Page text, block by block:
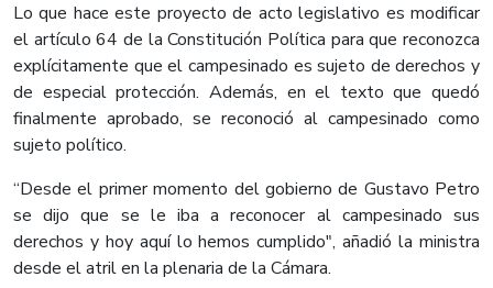
Lo que hace este proyecto de acto legislativo es modificar
el artículo 64 de la Constitución Política para que reconozca
explícitamente que el campesinado es sujeto de derechos y
de especial protección. Además, en el texto que quedó
finalmente aprobado, se reconoció al campesinado como
sujeto político.
“Desde el primer momento del gobierno de Gustavo Petro
se dijo que se le iba a reconocer al campesinado sus
derechos y hoy aquí lo hemos cumplido", añadió la ministra
desde el atril en la plenaria de la Cámara.